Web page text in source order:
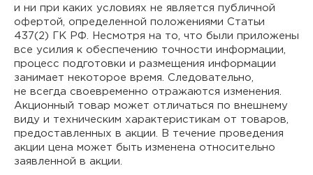
и ни при каких условиях не является публичной
офертой, определенной положениями Статьи
437(2) ГК РФ. Несмотря на то, что были приложены
все усилия к обеспечению точности информации,
процесс подготовки и размещения информации
занимает некоторое время. Следовательно,
не всегда своевременно отражаются изменения.
Акционный товар может отличаться по внешнему
виду и техническим характеристикам от товаров,
предоставленных в акции. В течение проведения
акции цена может быть изменена относительно
заявленной в акции.